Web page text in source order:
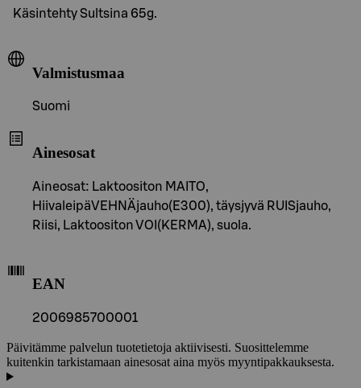
Käsintehty Sultsina 65g.
Valmistusmaa
Suomi
Ainesosat
Aineosat: Laktoositon MAITO,
HiivaleipäVEHNÄjauho(E300), täysjyvä RUISjauho,
Riisi, Laktoositon VOI(KERMA), suola.
EAN
2006985700001
Päivitämme palvelun tuotetietoja aktiivisesti. Suosittelemme
kuitenkin tarkistamaan ainesosat aina myös myyntipakkauksesta.